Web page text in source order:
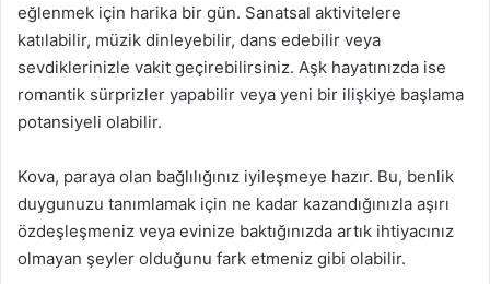
eğlenmek için harika bir gün. Sanatsal aktivitelere
katılabilir, müzik dinleyebilir, dans edebilir veya
sevdiklerinizle vakit geçirebilirsiniz. Aşk hayatınızda ise
romantik sürprizler yapabilir veya yeni bir ilişkiye başlama
potansiyeli olabilir.
Kova, paraya olan bağlılığınız iyileşmeye hazır. Bu, benlik
duygunuzu tanımlamak için ne kadar kazandığınızla aşırı
özdeşleşmeniz veya evinize baktığınızda artık ihtiyacınız
olmayan şeyler olduğunu fark etmeniz gibi olabilir.